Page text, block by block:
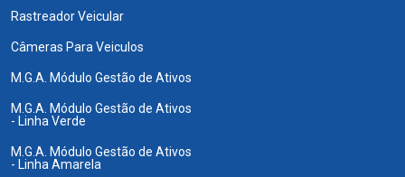
Rastreador Veicular
Câmeras Para Veiculos
M.G.A. Módulo Gestão de Ativos
M.G.A. Módulo Gestão de Ativos
- Linha Verde
M.G.A. Módulo Gestão de Ativos
- Linha Amarela